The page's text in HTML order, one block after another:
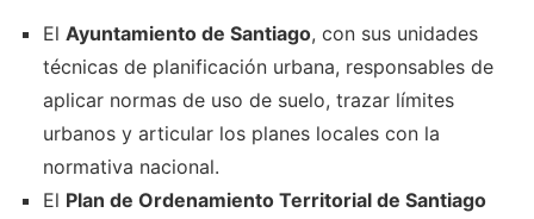
El Ayuntamiento de Santiago, con sus unidades
técnicas de planificación urbana, responsables de
aplicar normas de uso de suelo, trazar límites
urbanos y articular los planes locales con la
normativa nacional.
El Plan de Ordenamiento Territorial de Santiago